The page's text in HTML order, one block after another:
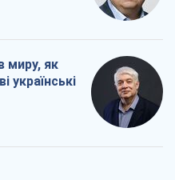
миру, як